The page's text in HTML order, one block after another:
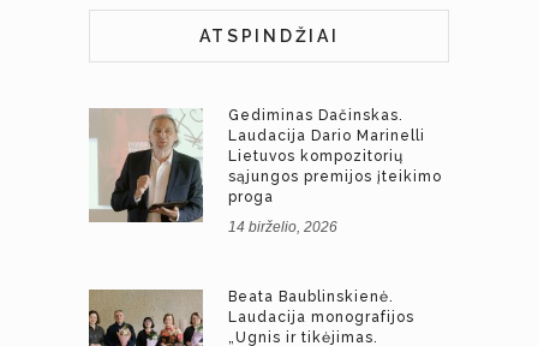
ATSPINDŽIAI
Gediminas Dačinskas.
Laudacija Dario Marinelli
Lietuvos kompozitorių
sąjungos premijos įteikimo
proga
14 birželio, 2026
Beata Baublinskienė.
Laudacija monografijos
„Ugnis ir tikėjimas.